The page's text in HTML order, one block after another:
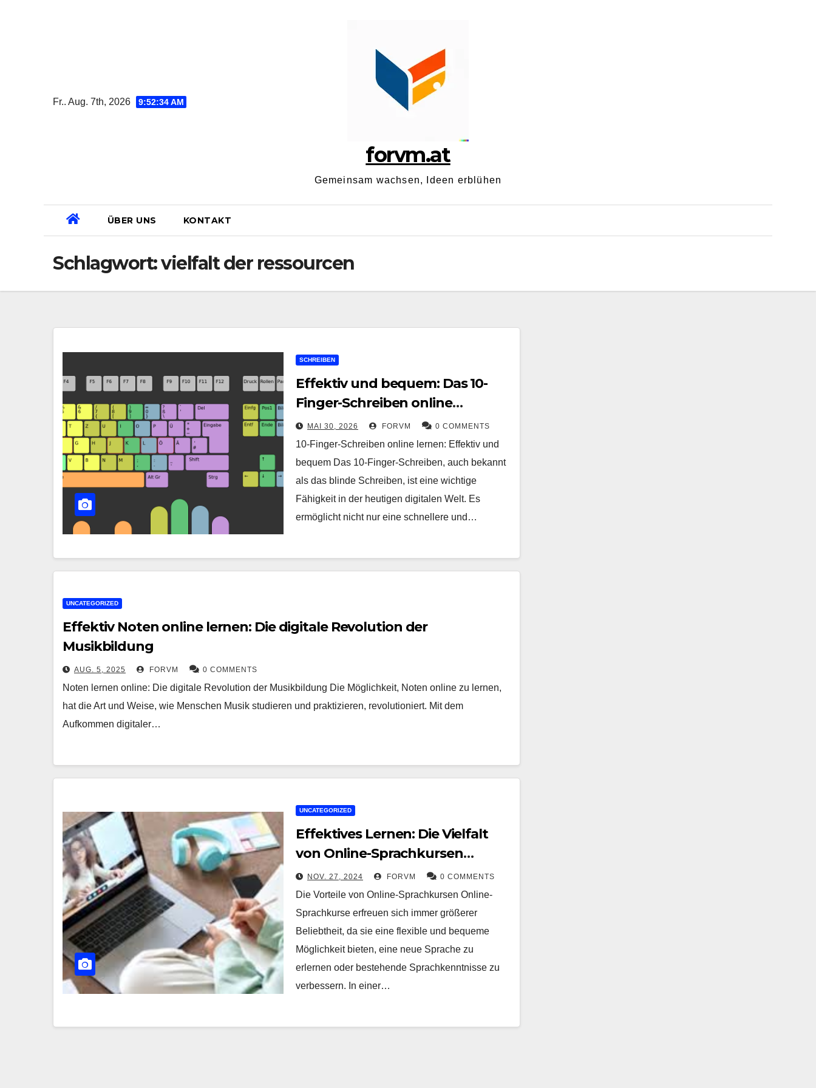
Fr.. Aug. 7th, 2026 9:52:35 AM
forvm.at
Gemeinsam wachsen, Ideen erblühen
ÜBER UNS KONTAKT
Schlagwort:vielfalt der ressourcen
SCHREIBEN
Effektiv und bequem: Das 10-
Finger-Schreiben online
erlernen
MAI 30, 2026 FORVM 0 COMMENTS
10-Finger-Schreiben online lernen: Effektiv und
bequem Das 10-Finger-Schreiben, auch bekannt
als das blinde Schreiben, ist eine wichtige
Fähigkeit in der heutigen digitalen Welt. Es
ermöglicht nicht nur eine schnellere und…
UNCATEGORIZED
Effektiv Noten online lernen: Die digitale Revolution der
Musikbildung
AUG. 5, 2025 FORVM 0 COMMENTS
Noten lernen online: Die digitale Revolution der Musikbildung Die Möglichkeit, Noten online zu lernen,
hat die Art und Weise, wie Menschen Musik studieren und praktizieren, revolutioniert. Mit dem
Aufkommen digitaler…
UNCATEGORIZED
Effektives Lernen: Die Vielfalt
von Online-Sprachkursen
nutzen
NOV. 27, 2024 FORVM 0 COMMENTS
Die Vorteile von Online-Sprachkursen Online-
Sprachkurse erfreuen sich immer größerer
Beliebtheit, da sie eine flexible und bequeme
Möglichkeit bieten, eine neue Sprache zu
erlernen oder bestehende Sprachkenntnisse zu
verbessern. In einer…